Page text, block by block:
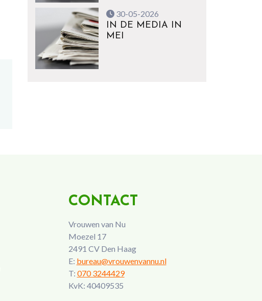
30-05-2026
IN DE MEDIA IN
MEI
CONTACT
Vrouwen van Nu
Moezel 17
2491 CV Den Haag
E: bureau@vrouwenvannu.nl
T: 070 3244429
KvK: 40409535